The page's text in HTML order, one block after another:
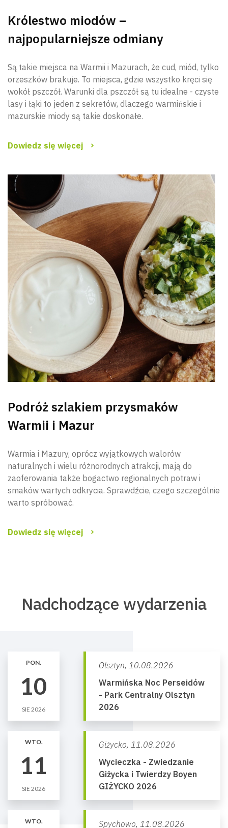
Królestwo miodów –
najpopularniejsze odmiany
Są takie miejsca na Warmii i Mazurach, że cud, miód, tylko
orzeszków brakuje. To miejsca, gdzie wszystko kręci się
wokół pszczół. Warunki dla pszczół są tu idealne - czyste
lasy i łąki to jeden z sekretów, dlaczego warmińskie i
mazurskie miody są takie doskonałe.
Dowiedz się więcej
Podróż szlakiem przysmaków
Warmii i Mazur
Warmia i Mazury, oprócz wyjątkowych walorów
naturalnych i wielu różnorodnych atrakcji, mają do
zaoferowania także bogactwo regionalnych potraw i
smaków wartych odkrycia. Sprawdźcie, czego szczególnie
warto spróbować.
Dowiedz się więcej
Nadchodzące wydarzenia
PON.
10
SIE 2026
Olsztyn, 10.08.2026
Warmińska Noc Perseidów
- Park Centralny Olsztyn
2026
WTO.
11
SIE 2026
Giżycko, 11.08.2026
Wycieczka - Zwiedzanie
Giżycka i Twierdzy Boyen
GIŻYCKO 2026
WTO. Spychowo, 11.08.2026